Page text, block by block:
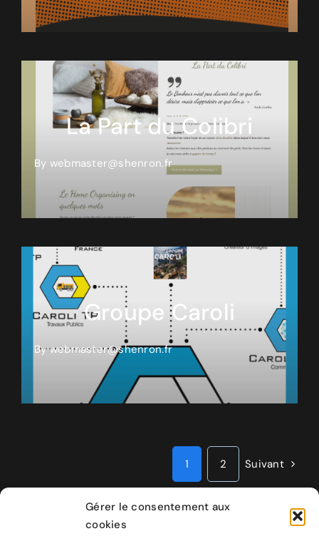
Gérer le consentement aux
cookies
La Part du Colibri
By webmaster@shenron.fr
Groupe Caroli
Bywebmaster@shenron.fr
1 2 Suivant